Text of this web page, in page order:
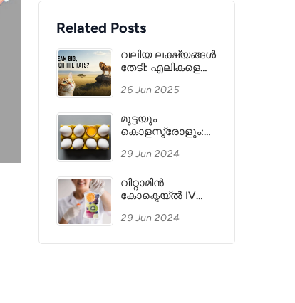
Related Posts
വലിയ ലക്ഷ്യങ്ങൾ
തേടി: എലികളെ
സിംഹമായി മാറാൻ
26 Jun 2025
മുട്ടയും
കൊളസ്ട്രോളും:
മാറ്റാം!
29 Jun 2024
വിറ്റാമിൻ
കോക്ടെയ്ൽ IV
ആരോഗ്യത്തിന്
ഉന്മേഷവും
29 Jun 2024